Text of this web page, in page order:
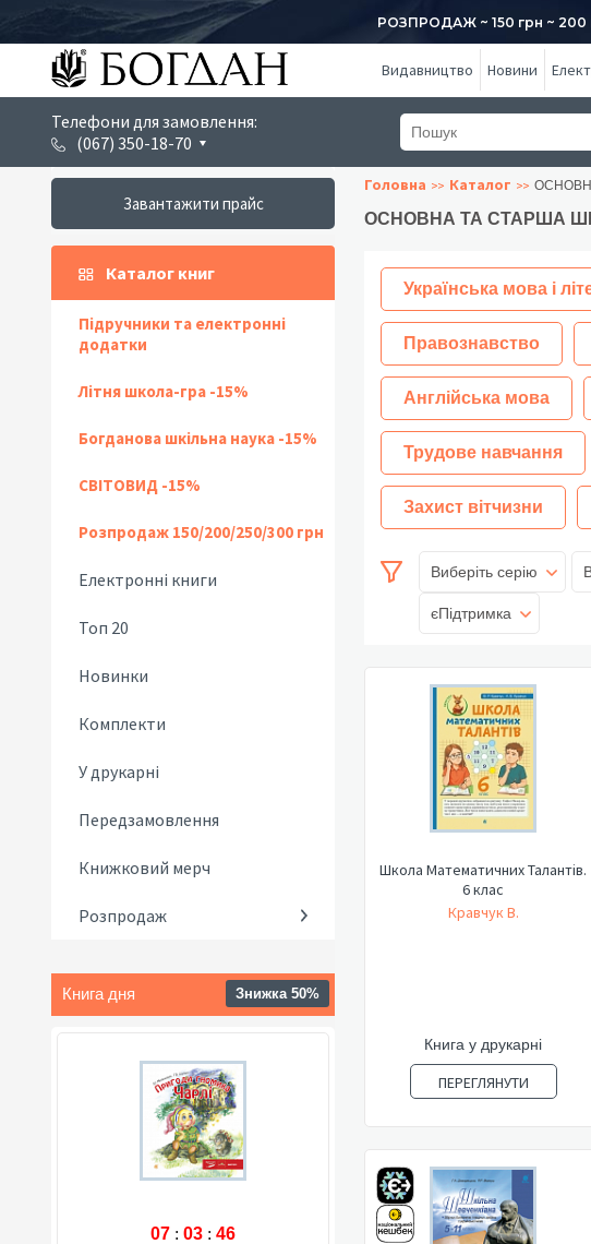
РОЗПРОДАЖ ~ 150 грн ~ 200
Видавництво Новини
Телефони для замовлення:
(067) 350-18-70
Завантажити прайс
Каталог книг
Підручники та електронні
додатки
Літня школа-гра -15%
Богданова шкільна наука -15%
СВІТОВИД -15%
Розпродаж 150/200/250/300 грн
Електронні книги
Топ 20
Новинки
Комплекти
У друкарні
Передзамовлення
Книжковий мерч
Розпродаж
Книга дня Знижка 50%
07 : 03 : 45
Головна Каталог
ОСНОВНА ТА СТАРША
Українська мова і
Правознавство
Англійська мова
Трудове навчання
Захист вітчизни
Виберіть серію
єПідтримка
Школа Математичних Талантів.
6 клас
Кравчук В.
Книга у друкарні
ПЕРЕГЛЯНУТИ